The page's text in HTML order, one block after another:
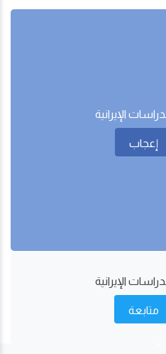
اﻹيرانية
إعجاب
اﻹيرانية
متابعة